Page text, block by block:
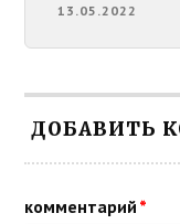
13.05.2022
ДОБАВИТЬ
комментарий *